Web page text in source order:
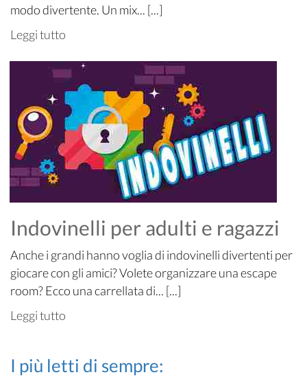
modo divertente. Un mix... [...]
Leggi tutto
Indovinelli per adulti e ragazzi
Anche i grandi hanno voglia di indovinelli divertenti per
giocare con gli amici? Volete organizzare una escape
room? Ecco una carrellata di... [...]
Leggi tutto
I più letti di sempre: